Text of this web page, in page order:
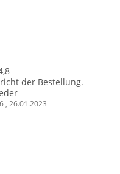
der Bestellung.
, 26.01.2023